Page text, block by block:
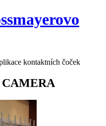
kontaktních čoček